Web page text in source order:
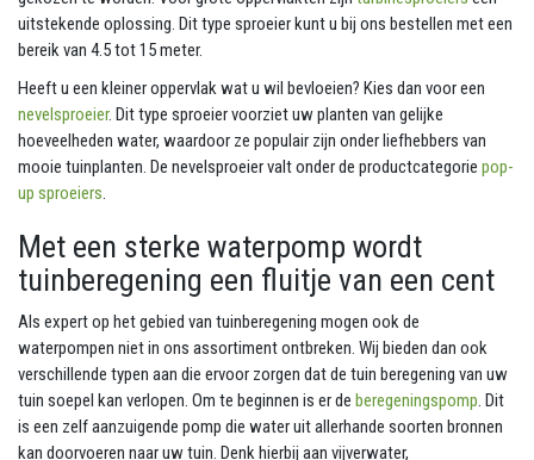
uitstekende oplossing. Dit type sproeier kunt u bij ons bestellen met een
bereik van 4.5 tot 15 meter.
Heeft u een kleiner oppervlak wat u wil bevloeien? Kies dan voor een
nevelsproeier. Dit type sproeier voorziet uw planten van gelijke
hoeveelheden water, waardoor ze populair zijn onder liefhebbers van
mooie tuinplanten. De nevelsproeier valt onder de productcategorie pop-
up sproeiers
Met een sterke waterpomp wordt
tuinberegening een fluitje van een cent
Als expert op het gebied van tuinberegening mogen ook de
waterpompen niet in ons assortiment ontbreken. Wij bieden dan ook
verschillende typen aan die ervoor zorgen dat de tuin beregening van uw
tuin soepel kan verlopen. Om te beginnen is er de beregeningspomp . Dit
is een zelf aanzuigende pomp die water uit allerhande soorten bronnen
kan doorvoeren naar uw tuin. Denk hierbij aan vijverwater,